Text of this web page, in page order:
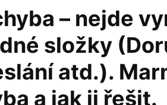
– nejde
složky
atd.).
a jak ji řešit.